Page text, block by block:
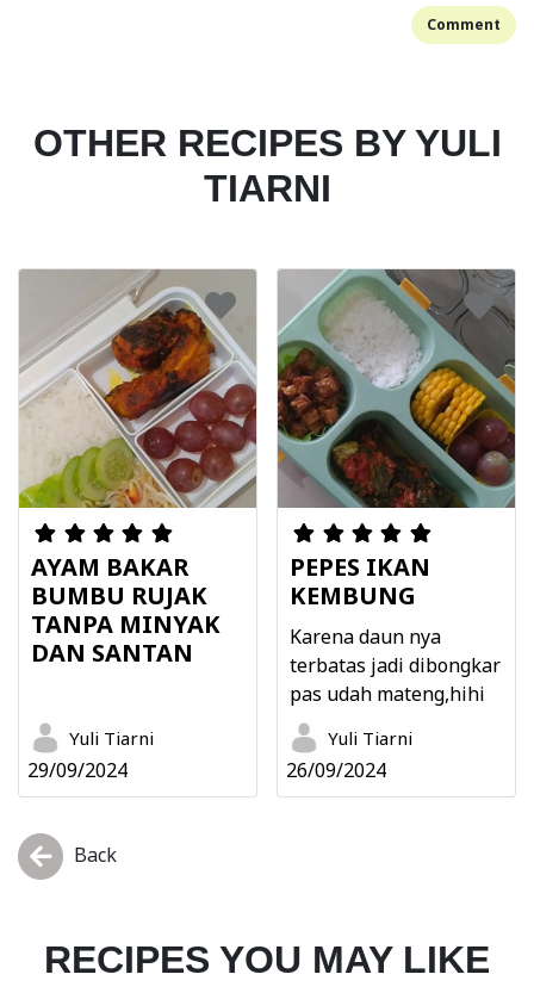
Comment
OTHER RECIPES BY YULI
TIARNI
AYAM BAKAR
BUMBU RUJAK
TANPA MINYAK
DAN SANTAN
Yuli Tiarni
29/09/2024
PEPES IKAN
KEMBUNG
Karena daun nya
terbatas jadi dibongkar
pas udah mateng,hihi
Yuli Tiarni
26/09/2024
Back
RECIPES YOU MAY LIKE